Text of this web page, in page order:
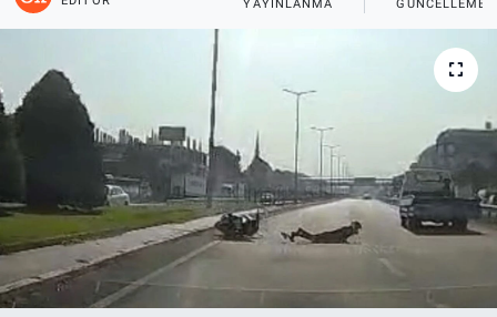
YAYINLANMA GÜNCELLEME